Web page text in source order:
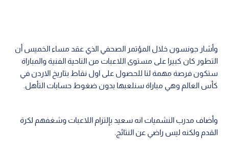
وأشار جونسون خلال المؤتمر الصحفي الذي عقد مساء الخميس أن
التطور كان كبيرا على مستوى اللاعبات من الناحية الفنية والمباراة
ستكون فرصة مهمة لنا للحصول على اول نقاط بتاريخ الاردن في
كأس العالم وهي مباراة سنلعبها بدون ضغوط حسابات التأهل.
وأضاف مدرب النشميات انه سعيد بإلتزام اللاعبات وشغفهم لكرة
القدم ولكنه ليس راضي عن النتائج.